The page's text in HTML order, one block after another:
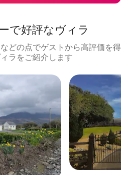
で好評なヴィラ
どの点でゲストから高評価を得
ラをご紹介します